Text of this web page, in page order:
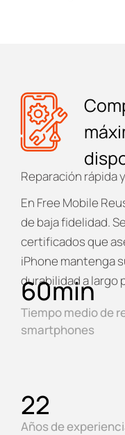
Reparación rápida
En Free Mobile
de baja fidelidad.
certificados que
iPhone mantenga
durabilidad a largo
Tiempo medio de
smartphones
60min
Años de
22